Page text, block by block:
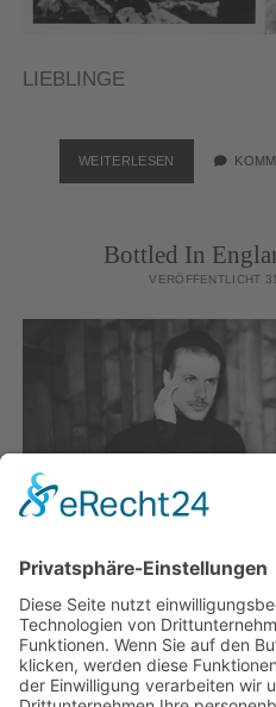
LIEBLINGE
WEITERLESEN LIEBLINGE:
SINGLES
Bottled In
VERÖFFENTLICHT
VIDEO
WEITERLESENBOTTLED